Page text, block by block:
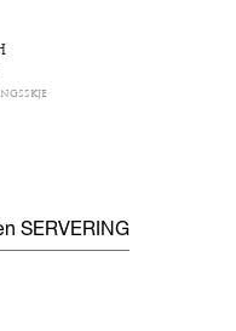
SERVERING